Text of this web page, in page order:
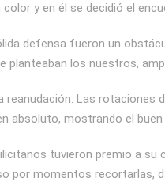
y en él se decidió el
defensa fueron un
planteaban los nuestros,
Las rotaciones
absoluto, mostrando el
tuvieron premio a su
por momentos recortarlas,